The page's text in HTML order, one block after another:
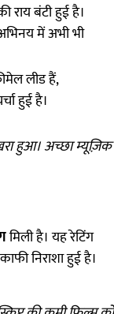
बंटी हुई है।
में अभी भी
लीड हैं,
हुई है।
हुआ। अच्छा म्यूज़िक
मिली है। यह रेटिंग
निराशा हुई है।